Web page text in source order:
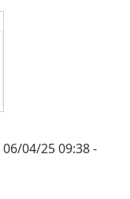
06/04/25 09:38-